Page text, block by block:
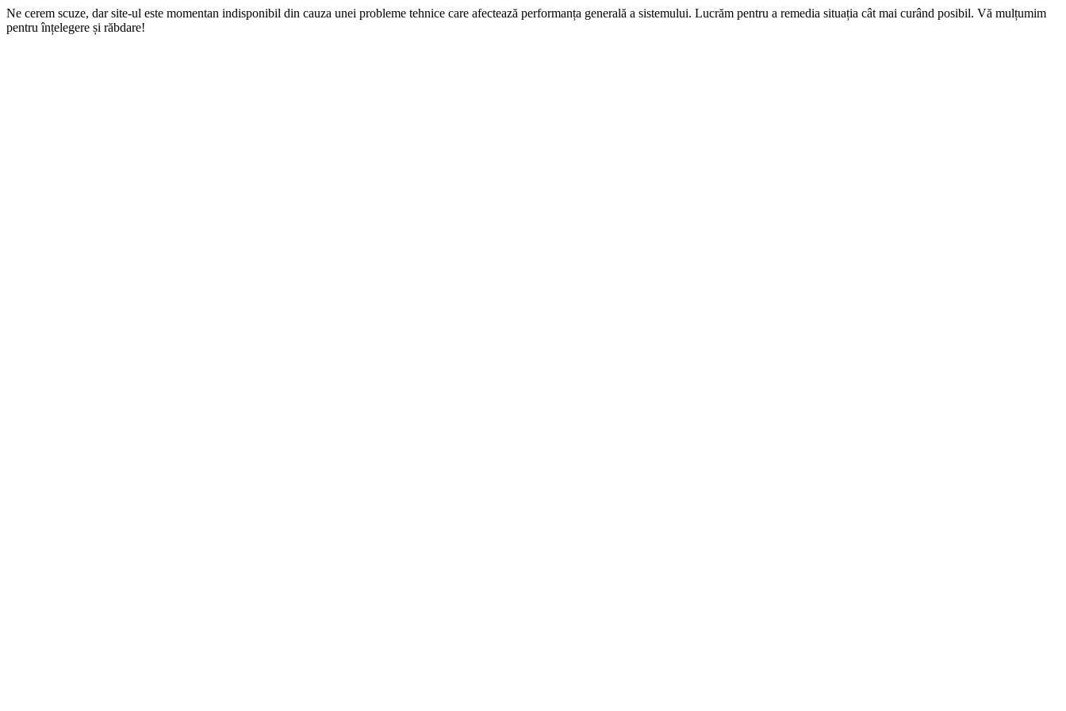
Ne cerem scuze, dar site-ul este momentan indisponibil din cauza unei probleme tehnice care afectează performanța generală a sistemului. Lucrăm pentru a remedia situația cât mai curând posibil. Vă mulțumim
pentru înțelegere și răbdare!